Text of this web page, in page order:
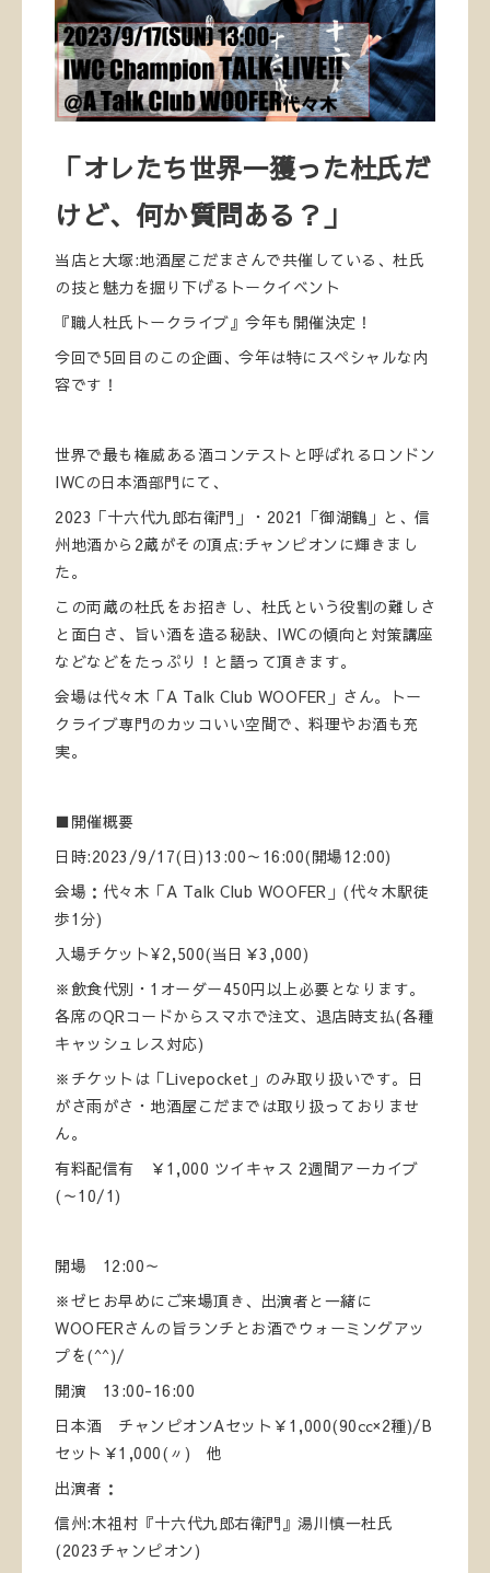
「オレたち世界一獲った杜氏だ
けど、何か質問ある？」
当店と大塚:地酒屋こだまさんで共催している、杜氏
の技と魅力を掘り下げるトークイベント
『職人杜氏トークライブ』今年も開催決定！
今回で5回目のこの企画、今年は特にスペシャルな内
容です！
世界で最も権威ある酒コンテストと呼ばれるロンドン
IWCの日本酒部門にて、
2023「十六代九郎右衛門」・2021「御湖鶴」と、信
州地酒から2蔵がその頂点:チャンピオンに輝きまし
た。
この両蔵の杜氏をお招きし、杜氏という役割の難しさ
と面白さ、旨い酒を造る秘訣、IWCの傾向と対策講座
などなどをたっぷり！と語って頂きます。
会場は代々木「A Talk Club WOOFER」さん。トー
クライブ専門のカッコいい空間で、料理やお酒も充
実。
■開催概要
日時:2023/9/17(日)13:00～16:00(開場12:00)
会場：代々木「A Talk Club WOOFER」(代々木駅徒
歩1分)
入場チケット¥2,500(当日￥3,000)
※飲食代別・1オーダー450円以上必要となります。
各席のQRコードからスマホで注文、退店時支払(各種
キャッシュレス対応)
※チケットは「Livepocket」のみ取り扱いです。日
がさ雨がさ・地酒屋こだまでは取り扱っておりませ
ん。
有料配信有 ￥1,000 ツイキャス 2週間アーカイブ
(～10/1)
開場 12:00～
※ゼヒお早めにご来場頂き、出演者と一緒に
WOOFERさんの旨ランチとお酒でウォーミングアッ
プを(^^)/
開演 13:00-16:00
日本酒 チャンピオンAセット￥1,000(90㏄×2種)/B
セット￥1,000(〃) 他
出演者：
信州:木祖村『十六代九郎右衛門』湯川慎一杜氏
(2023チャンピオン)